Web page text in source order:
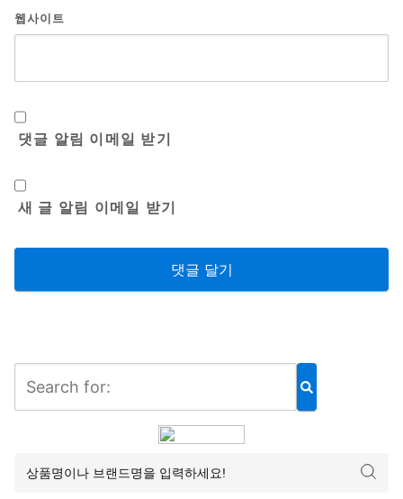
웹사이트
댓글 알림 이메일 받기
새 글 알림 이메일 받기